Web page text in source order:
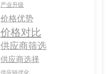
产业升级
价格优势
价格对比
供应商筛选
供应商选择
供应链优化